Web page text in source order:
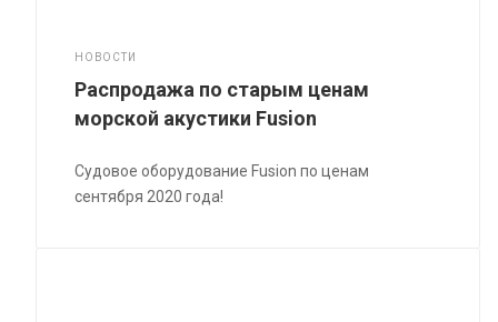
НОВОСТИ
Распродажа по старым ценам
морской акустики Fusion
Судовое оборудование Fusion по ценам
сентября 2020 года!